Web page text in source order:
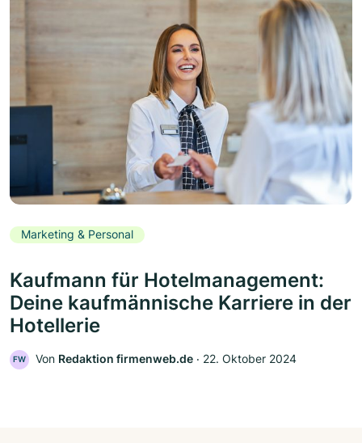
Marketing & Personal
Kaufmann für Hotelmanagement:
Deine kaufmännische Karriere in der
Hotellerie
FW Von Redaktion firmenweb.de ‧ 22. Oktober 2024